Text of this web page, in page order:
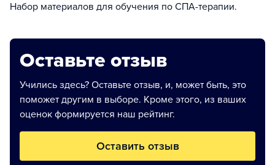
Набор материалов для обучения по СПА-терапии.
Оставьте отзыв
Учились здесь? Оставьте отзыв, и, может быть, это
поможет другим в выборе. Кроме этого, из ваших
оценок формируется наш рейтинг.
Оставить отзыв